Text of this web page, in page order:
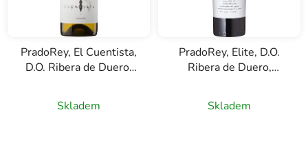
PradoRey, El Cuentista,
D.O. Ribera de Duero,
Skladem
PradoRey, Elite, D.O.
Ribera de Duero,
Skladem